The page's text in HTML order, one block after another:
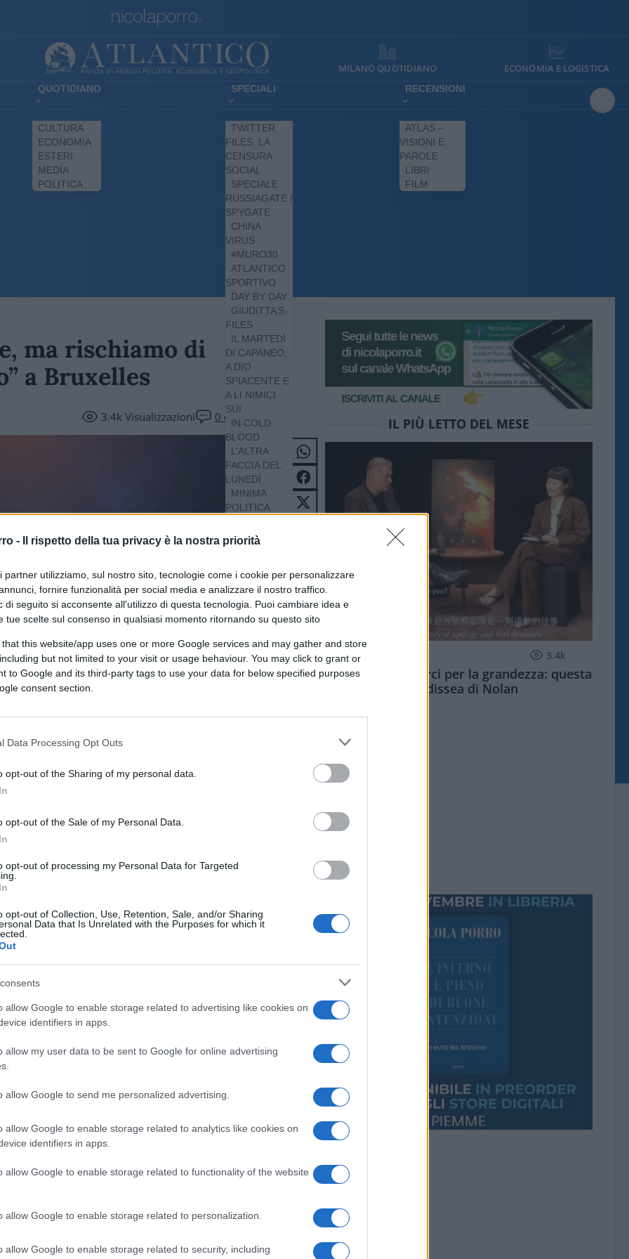
- Il rispetto della tua privacy è la nostra priorità
partner utilizziamo, sul nostro sito, tecnologie come i cookie per personalizzare
fornire funzionalità per social media e analizzare il nostro traffico.
di seguito si acconsente all'utilizzo di questa tecnologia. Puoi cambiare idea e
tue scelte sul consenso in qualsiasi momento ritornando su questo sito
that this website/app uses one or more Google services and may gather and store
but not limited to your visit or usage behaviour. You may click to grant or
to Google and its third-party tags to use your data for below specified purposes
consent section.
Data Processing Opt Outs
opt-out of the Sharing of my personal data.
opt-out of the Sale of my Personal Data.
opt-out of processing my Personal Data for Targeted
opt-out of Collection, Use, Retention, Sale, and/or Sharing
Data that Is Unrelated with the Purposes for which it
allow Google to enable storage related to advertising like cookies on
identifiers in apps.
allow my user data to be sent to Google for online advertising
allow Google to send me personalized advertising.
allow Google to enable storage related to analytics like cookies on
identifiers in apps.
allow Google to enable storage related to functionality of the website
allow Google to enable storage related to personalization.
allow Google to enable storage related to security, including
MILANO QUOTIDIANO ECONOMIA E LOGISTICA
QUOTIDIANO
CULTURA
ECONOMIA
ESTERI
MEDIA
POLITICA
SPECIALI
TWITTER
FILES: LA
CENSURA
SOCIAL
SPECIALE
RUSSIAGATE /
SPYGATE
CHINA
VIRUS
#MURO30
ATLANTICO
SPORTIVO
DAY BY DAY
GIUDITTA’S
FILES
IL MARTEDÌ
DI CAPANEO,
A DIO
SPIACENTE E
A LI NIMICI
SUI
IN COLD
BLOOD
L’ALTRA
FACCIA DEL
LUNEDÌ
MINIMA
POLITICA
AMERICA!
THATCHER
SOVRANISTA
RECENSIONI
ATLAS –
VISIONI E
PAROLE
LIBRI
FILM
ma rischiamo di
a Bruxelles
3.4k Visualizzazioni 0 commenti
come Alto Rappresentante per la
come vice presidente della
al Parlamento europeo permettendo,
attuale ministro degli esteri nel Governo
di Borrell: ergo, non tiriamo
esprimiamo una certa
da Borrell qualche mese addietro, per
della Rivoluzione
sette tweet sul suo account ufficiale,
Islamica abbia prodotto un
un aumento della forza lavoro femminile,
e augurandosi indirettamente che
iraniano sopravviva alle sanzioni
indignazione sui social: a Borrell venne
IL PIÙ LETTO DEL MESE
CULTURA 3.4k
Dobbiamo scusarci per la grandezza: questa
è l'Odissea di Nolan